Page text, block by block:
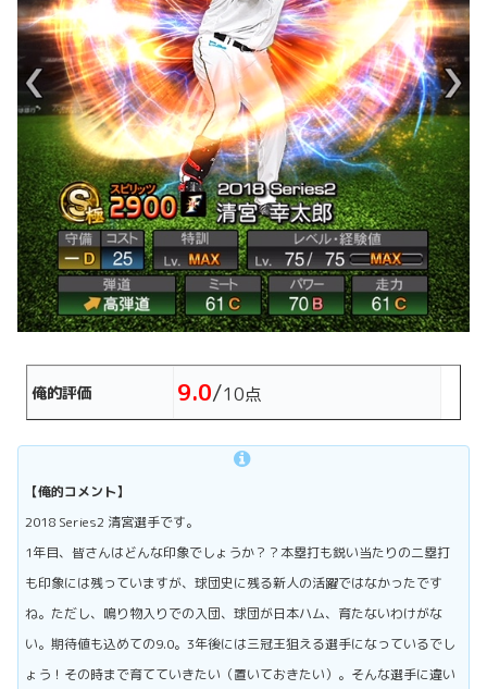
俺的評価 9.0/10点
【俺的コメント】
2018 Series2 清宮選手です。
1年目、皆さんはどんな印象でしょうか？？本塁打も鋭い当たりの二塁打
も印象には残っていますが、球団史に残る新人の活躍ではなかったです
ね。ただし、鳴り物入りでの入団、球団が日本ハム、育たないわけがな
い。期待値も込めての9.0。3年後には三冠王狙える選手になっているでし
ょう！その時まで育てていきたい（置いておきたい）。そんな選手に違い